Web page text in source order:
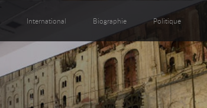
International Biographie Politique